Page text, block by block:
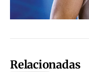
Relacionadas